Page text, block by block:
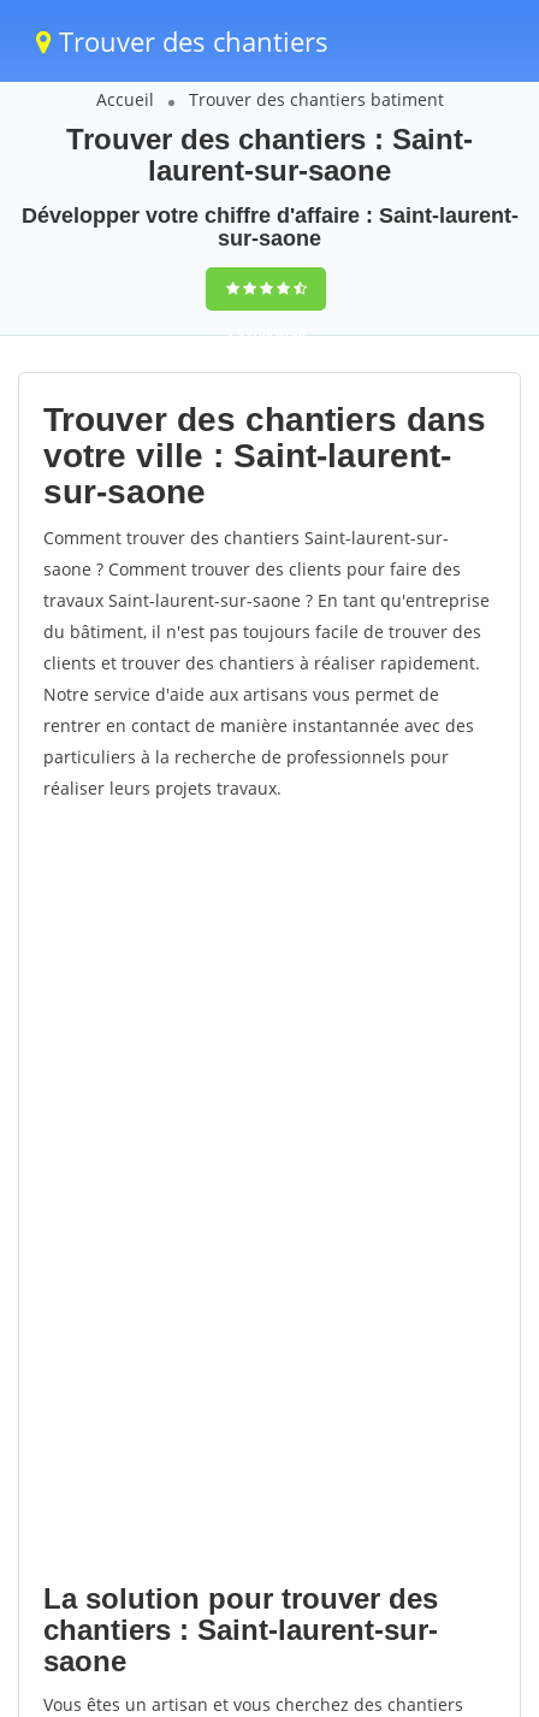
Trouver des chantiers
Accueil Trouver des chantiers batiment
Trouver des chantiers : Saint-
laurent-sur-saone
Développer votre chiffre d'affaire : Saint-laurent-
sur-saone
9,5(100%)56
votes
Trouver des chantiers dans
votre ville : Saint-laurent-
sur-saone
Comment trouver des chantiers Saint-laurent-sur-
saone ? Comment trouver des clients pour faire des
travaux Saint-laurent-sur-saone ? En tant qu'entreprise
du bâtiment, il n'est pas toujours facile de trouver des
clients et trouver des chantiers à réaliser rapidement.
Notre service d'aide aux artisans vous permet de
rentrer en contact de manière instantannée avec des
particuliers à la recherche de professionnels pour
réaliser leurs projets travaux.
La solution pour trouver des
chantiers : Saint-laurent-sur-
saone
Vous êtes un artisan et vous cherchez des chantiers